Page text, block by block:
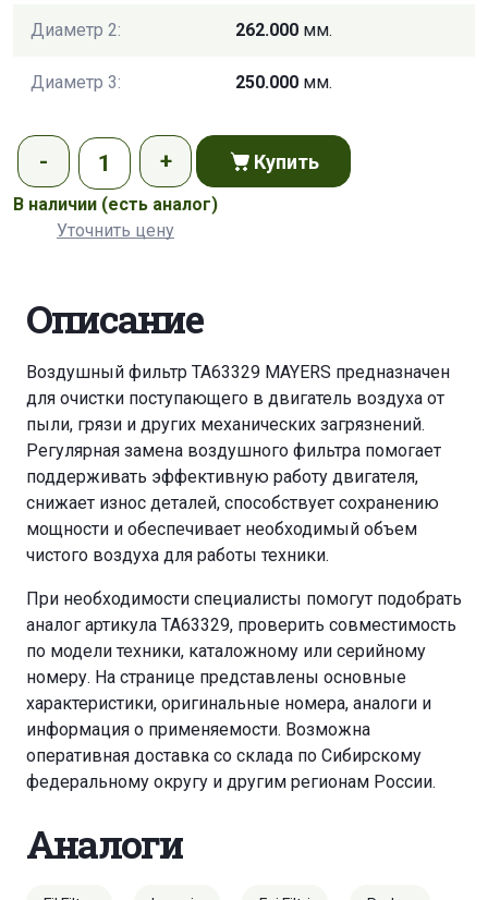
Диаметр 2: 262.000 мм.
Диаметр 3: 250.000 мм.
Купить
В наличии (есть аналог)
Уточнить цену
Описание
Воздушный фильтр TA63329 MAYERS предназначен
для очистки поступающего в двигатель воздуха от
пыли, грязи и других механических загрязнений.
Регулярная замена воздушного фильтра помогает
поддерживать эффективную работу двигателя,
снижает износ деталей, способствует сохранению
мощности и обеспечивает необходимый объем
чистого воздуха для работы техники.
При необходимости специалисты помогут подобрать
аналог артикула TA63329, проверить совместимость
по модели техники, каталожному или серийному
номеру. На странице представлены основные
характеристики, оригинальные номера, аналоги и
информация о применяемости. Возможна
оперативная доставка со склада по Сибирскому
федеральному округу и другим регионам России.
Аналоги